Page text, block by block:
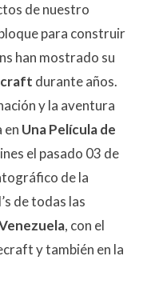
de nuestro
para construir
han mostrado su
durante años.
y la aventura
en Una Película de
el pasado 03 de
de la
de todas las
, con el
y también en la